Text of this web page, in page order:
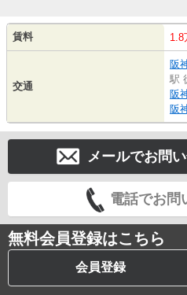
賃料 1.8
交通
阪
駅
阪
阪
メールでお問
電話でお問
無料会員登録はこちら
会員登録